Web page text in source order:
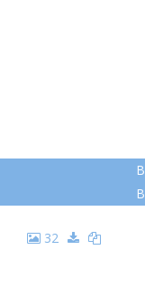
32